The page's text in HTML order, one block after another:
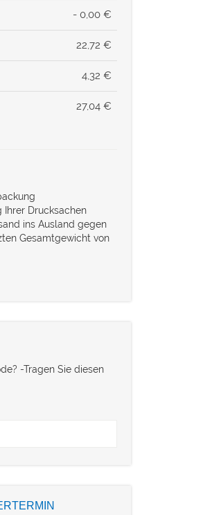
- 0,00 €
22,72 €
4,32 €
27,04 €
Ihrer Drucksachen
ins Ausland gegen
Gesamtgewicht von
-Tragen Sie diesen